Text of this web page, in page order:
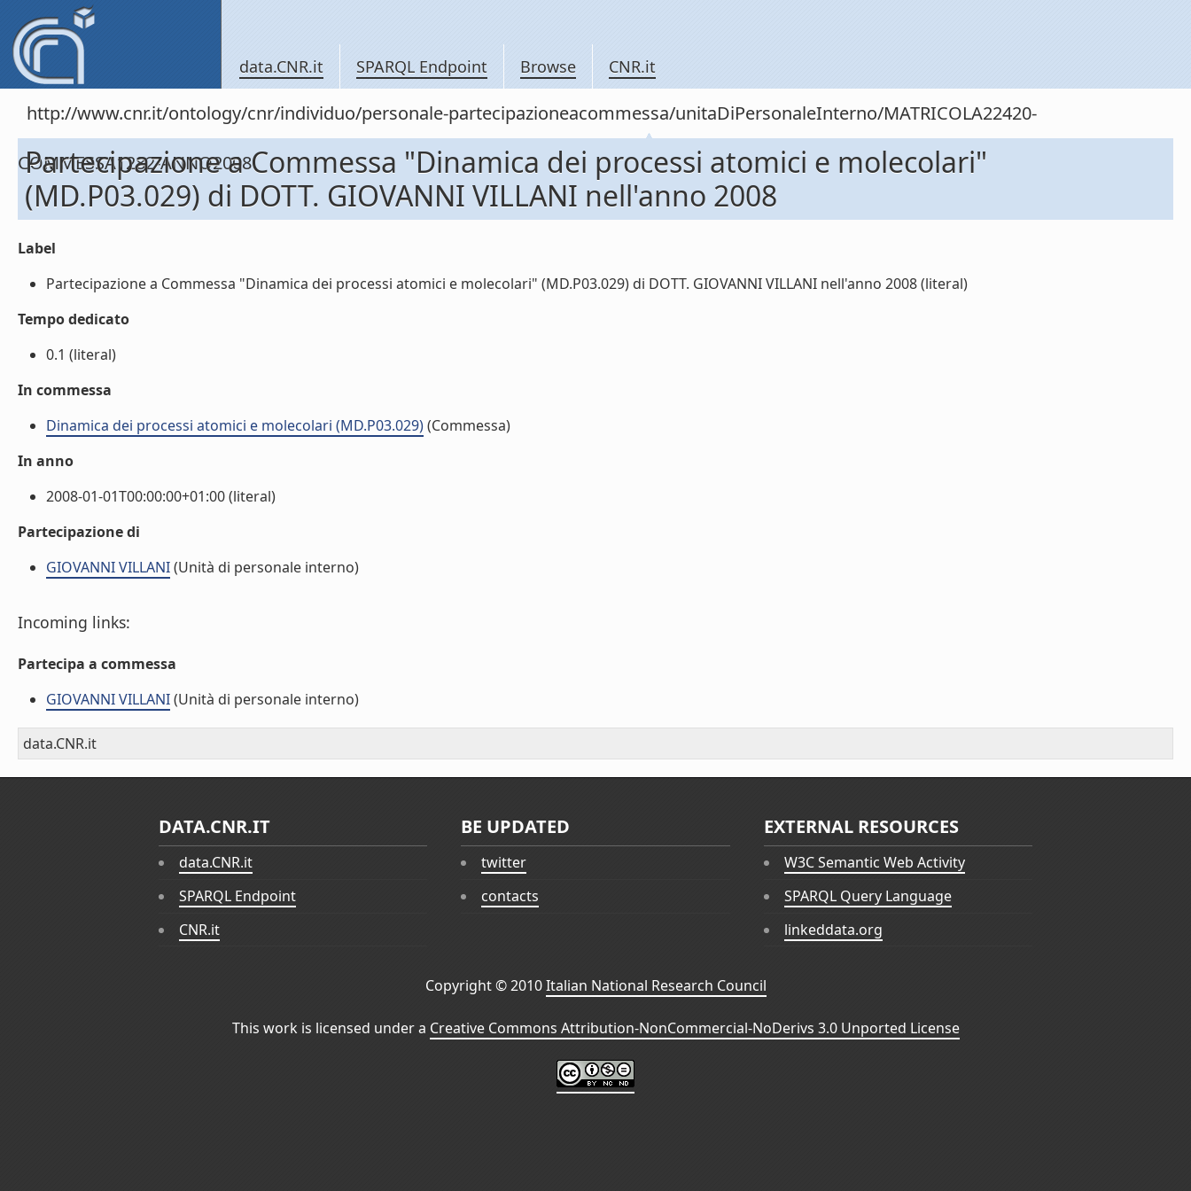
data.CNR.it SPARQL Endpoint Browse CNR.it
http://www.cnr.it/ontology/cnr/individuo/personale-partecipazioneacommessa/unitaDiPersonaleInterno/MATRICOLA22420-
COMMESSA1282-ANNO2008
Partecipazione a Commessa "Dinamica dei processi atomici e molecolari"
(MD.P03.029) di DOTT. GIOVANNI VILLANI nell'anno 2008
Label
Partecipazione a Commessa "Dinamica dei processi atomici e molecolari" (MD.P03.029) di DOTT. GIOVANNI VILLANI nell'anno 2008 (literal)
Tempo dedicato
0.1 (literal)
In commessa
Dinamica dei processi atomici e molecolari (MD.P03.029)(Commessa)
In anno
2008-01-01T00:00:00+01:00 (literal)
Partecipazione di
GIOVANNI VILLANI(Unità di personale interno)
Incoming links:
Partecipa a commessa
GIOVANNI VILLANI(Unità di personale interno)
data.CNR.it
DATA.CNR.IT
data.CNR.it
SPARQL Endpoint
CNR.it
BE UPDATED
twitter
contacts
EXTERNAL RESOURCES
W3C Semantic Web Activity
SPARQL Query Language
linkeddata.org
Copyright © 2010Italian National Research Council
This work is licensed under a Creative Commons Attribution-NonCommercial-NoDerivs 3.0 Unported License